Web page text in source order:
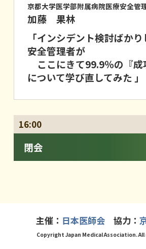
京都大学医学部附属病院医療安全管
加藤 果林
「インシデント検討ばか
安全管理者が
ここにきて99.9％の『成
について学び直してみた 」
16:00
閉会
主催： 日本医師会 協力：
Copyright Japan Medical Association.